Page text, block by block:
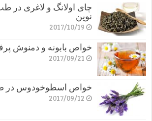
چای اولانگ و لاغری در
نوین
2017/10/19
خواص بابونه و دمنوش
2017/09/21
خواص اسطوخودوس در
2017/09/12